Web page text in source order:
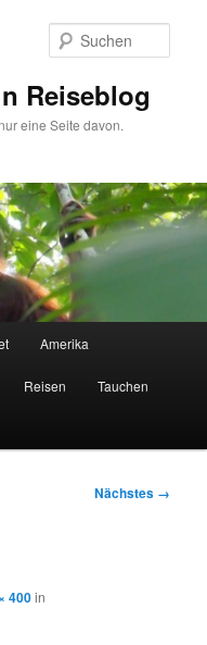
Reiseblog
eine Seite davon.
Amerika
Reisen Tauchen
Nächstes →
400in